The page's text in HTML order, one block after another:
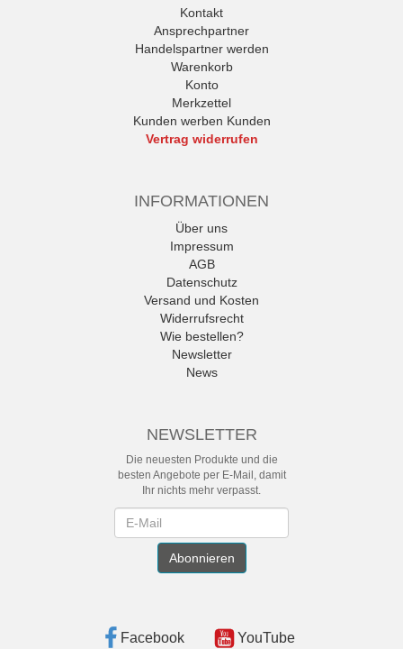
Kontakt
Ansprechpartner
Handelspartner werden
Warenkorb
Konto
Merkzettel
Kunden werben Kunden
Vertrag widerrufen
INFORMATIONEN
Über uns
Impressum
AGB
Datenschutz
Versand und Kosten
Widerrufsrecht
Wie bestellen?
Newsletter
News
NEWSLETTER
Die neuesten Produkte und die
besten Angebote per E-Mail, damit
Ihr nichts mehr verpasst.
Abonnieren
Facebook YouTube